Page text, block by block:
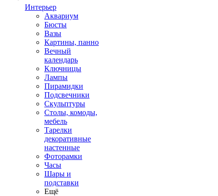
Интерьер
Аквариум
Бюсты
Вазы
Картины, панно
Вечный
календарь
Ключницы
Лампы
Пирамидки
Подсвечники
Скульптуры
Столы, комоды,
мебель
Тарелки
декоративные
настенные
Фоторамки
Часы
Шары и
подставки
Ещё